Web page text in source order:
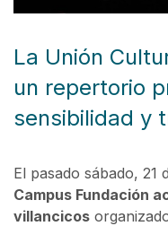
La Unión
un repertorio
sensibilidad y
El pasado sábado, 21
Campus Fundación
villancicos